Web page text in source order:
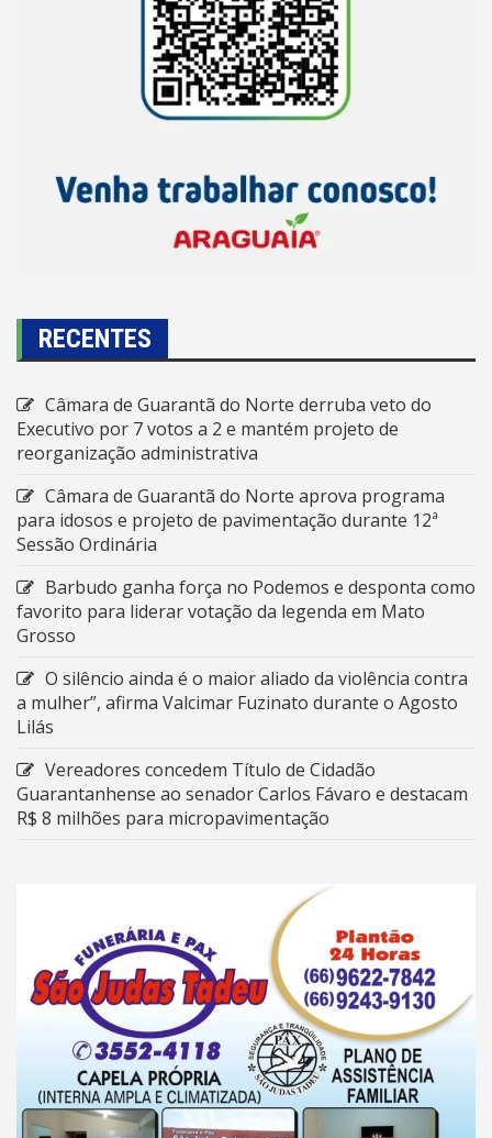
RECENTES
Câmara de Guarantã do Norte derruba veto do
Executivo por 7 votos a 2 e mantém projeto de
reorganização administrativa
Câmara de Guarantã do Norte aprova programa
para idosos e projeto de pavimentação durante 12ª
Sessão Ordinária
Barbudo ganha força no Podemos e desponta como
favorito para liderar votação da legenda em Mato
Grosso
O silêncio ainda é o maior aliado da violência contra
a mulher”, afirma Valcimar Fuzinato durante o Agosto
Lilás
Vereadores concedem Título de Cidadão
Guarantanhense ao senador Carlos Fávaro e destacam
R$ 8 milhões para micropavimentação